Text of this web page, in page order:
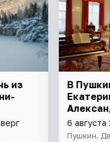
из
В
6 августа
Пушкин.